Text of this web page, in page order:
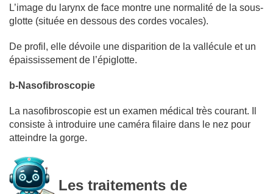
L’image du larynx de face montre une normalité de la sous-
glotte (située en dessous des cordes vocales).
De profil, elle dévoile une disparition de la vallécule et un
épaississement de l’épiglotte.
b-Nasofibroscopie
La nasofibroscopie est un examen médical très courant. Il
consiste à introduire une caméra filaire dans le nez pour
atteindre la gorge.
Les traitements de